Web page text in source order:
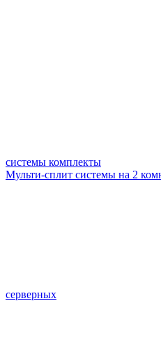
системы комплекты
Мульти-сплит системы на 2
серверных